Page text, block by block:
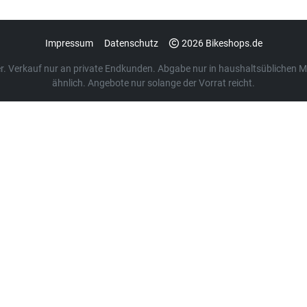
Impressum Datenschutz 2026 Bikeshops.de
Verkauf nur an private Endkunden. Abgabe nur in haushaltsüblichen
ähnlich. Angebote nur solange der Vorrat reicht.